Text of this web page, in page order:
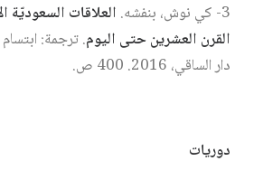
3- كي نوش، بنفشه.
العلاقات السعوديّة
القرن العشرين حتى اليوم. ترجمة:
دار الساقي، 2016. 400 ص.
دوريات